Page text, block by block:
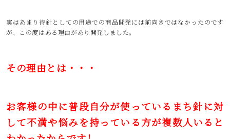
実はあまり待針としての用途での商品開発には前向きではなかったのです
が、この度はある理由があり開発しました。
その理由とは・・・
お客様の中に普段自分が使っているまち針に対
して不満や悩みを持っている方が複数人いると